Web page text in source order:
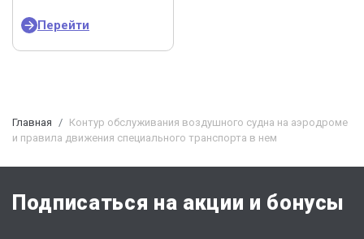
Перейти
Главная
Контур обслуживания воздушного судна на аэродроме
и правила движения специального транспорта в нем
Подписаться на акции и бонусы